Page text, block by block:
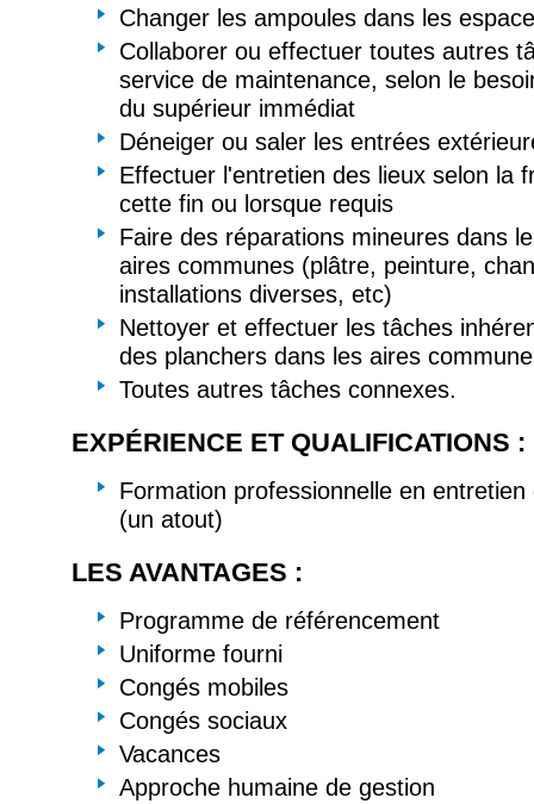
Changer les ampoules dans les
Collaborer ou effectuer toutes autres
service de maintenance, selon le
du supérieur immédiat
Déneiger ou saler les entrées
Effectuer l'entretien des lieux selon la
cette fin ou lorsque requis
Faire des réparations mineures dans
aires communes (plâtre, peinture,
installations diverses, etc)
Nettoyer et effectuer les tâches
des planchers dans les aires
Toutes autres tâches connexes.
EXPÉRIENCE ET QUALIFICATIONS :
Formation professionnelle en
(un atout)
LES AVANTAGES :
Programme de référencement
Uniforme fourni
Congés mobiles
Congés sociaux
Vacances
Approche humaine de gestion